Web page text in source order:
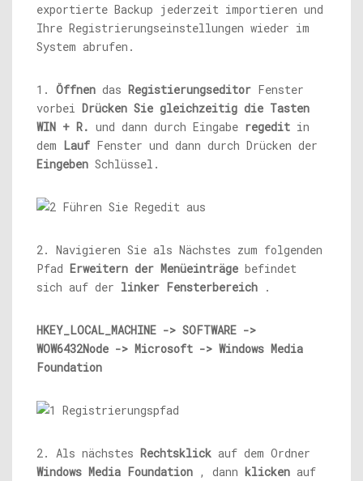
exportierte Backup jederzeit importieren und
Ihre Registrierungseinstellungen wieder im
System abrufen.
1. Öffnen das Registierungseditor Fenster
vorbei Drücken Sie gleichzeitig die Tasten
WIN + R. und dann durch Eingabe regedit in
dem Lauf Fenster und dann durch Drücken der
Eingeben Schlüssel.
2. Navigieren Sie als Nächstes zum folgenden
Pfad Erweitern der Menüeinträge befindet
sich auf der linker Fensterbereich .
HKEY_LOCAL_MACHINE -> SOFTWARE ->
WOW6432Node -> Microsoft -> Windows Media
Foundation
2. Als nächstes Rechtsklick auf dem Ordner
Windows Media Foundation , dann klicken auf